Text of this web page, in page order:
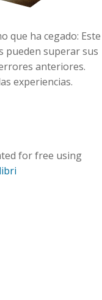
que ha cegado: Este
pueden superar sus
anteriores.
experiencias.
for free using